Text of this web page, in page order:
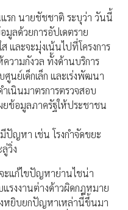
รก นายชัชชาติ ระบุว่า วันนี้
มูลด้วยการอัปเดตราย
และจะมุ่งเน้นไปที่โครงการ
วามกังวล ทั้งด้านบริการ
นย์เด็กเล็ก และเร่งพัฒนา
เนินมาตรการตรวจสอบ
ยข้อมูลภาครัฐให้ประชาชน
มีปัญหา เช่น โรงกำจัดขยะ
วิ่ง
ะแก้ไขปัญหาย่านไชน่า
แรงงานต่างด้าวผิดกฎหมาย
หยิบยกปัญหาเหล่านี้ขึ้นมา